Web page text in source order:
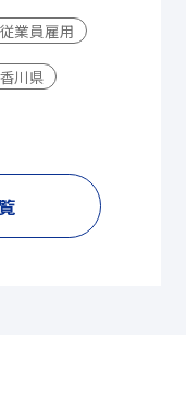
業員雇用
川県